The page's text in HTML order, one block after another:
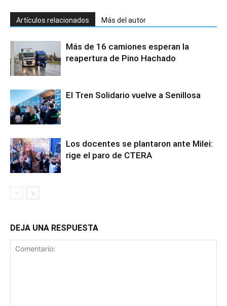
Artículos relacionados Más del autor
Más de 16 camiones esperan la
reapertura de Pino Hachado
El Tren Solidario vuelve a Senillosa
Los docentes se plantaron ante Milei:
rige el paro de CTERA
DEJA UNA RESPUESTA